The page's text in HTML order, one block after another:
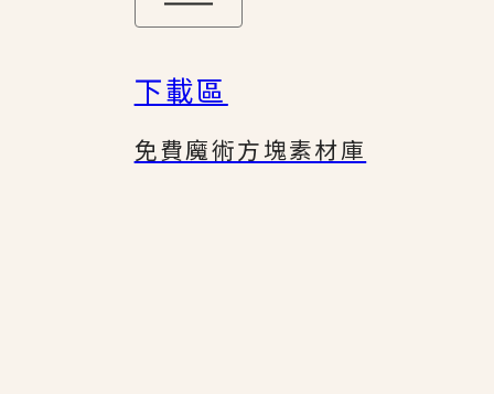
下載區
免費魔術方塊素材庫